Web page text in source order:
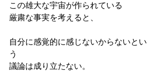
この雄大な宇宙が作られている
厳粛な事実を考えると、
自分に感覚的に感じないからないとい
う
議論は成り立たない。